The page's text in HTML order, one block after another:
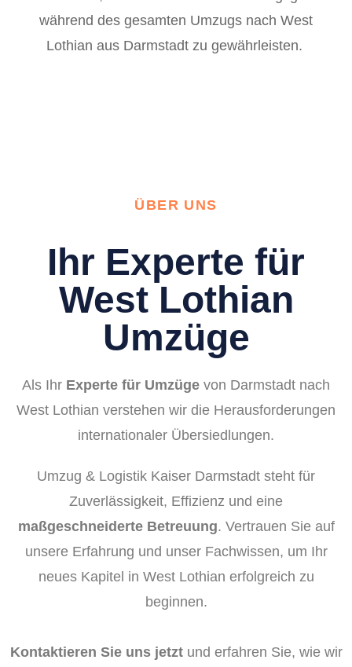
während des gesamten Umzugs nach West
Lothian aus Darmstadt zu gewährleisten.
ÜBER UNS
Ihr Experte für
West Lothian
Umzüge
Als Ihr Experte für Umzüge von Darmstadt nach
West Lothian verstehen wir die Herausforderungen
internationaler Übersiedlungen.
Umzug & Logistik Kaiser Darmstadt steht für
Zuverlässigkeit, Effizienz und eine
maßgeschneiderte Betreuung. Vertrauen Sie auf
unsere Erfahrung und unser Fachwissen, um Ihr
neues Kapitel in West Lothian erfolgreich zu
beginnen.
Kontaktieren Sie uns jetztund erfahren Sie, wie wir